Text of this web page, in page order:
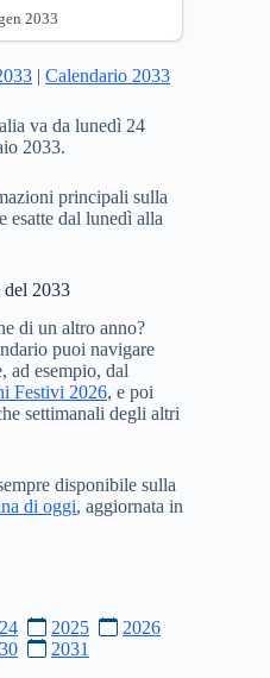
2033
|Calendario 2033
va da lunedì 24
2033.
principali sulla
esatte dal lunedì alla
del 2033
di un altro anno?
puoi navigare
ad esempio, dal
Festivi 2026, e poi
settimanali degli altri
disponibile sulla
di oggi, aggiornata in
2025
2026
2031